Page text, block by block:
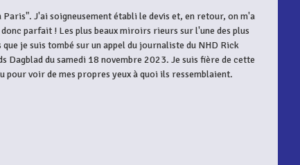
J'ai soigneusement établi le devis et, en retour, on m'a
parfait ! Les plus beaux miroirs rieurs sur l'une des plus
je suis tombé sur un appel du journaliste du NHD Rick
du samedi 18 novembre 2023. Je suis fière de cette
voir de mes propres yeux à quoi ils ressemblaient.